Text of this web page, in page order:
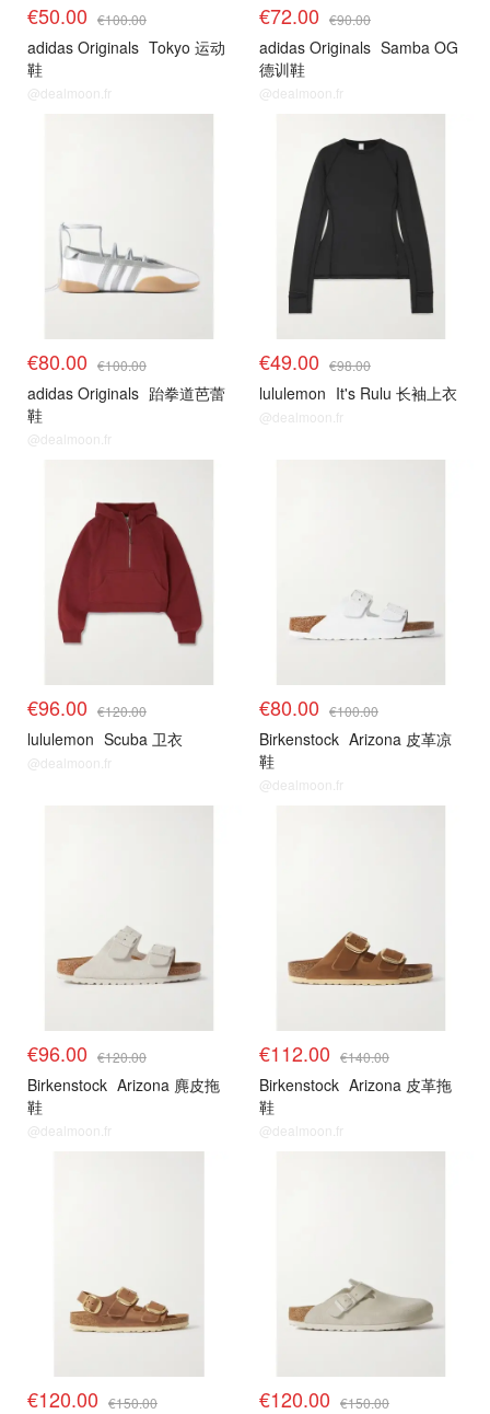
€50.00 €100.00
adidas Originals Tokyo 运动
鞋
@dealmoon.fr
€72.00 €90.00
adidas Originals Samba OG
德训鞋
@dealmoon.fr
€80.00 €100.00
adidas Originals 跆拳道芭蕾
鞋
@dealmoon.fr
€49.00 €98.00
lululemon It's Rulu 长袖上衣
@dealmoon.fr
€96.00 €120.00
lululemon Scuba 卫衣
@dealmoon.fr
€80.00 €100.00
Birkenstock Arizona 皮革凉
鞋
@dealmoon.fr
€96.00 €120.00
Birkenstock Arizona 麂皮拖
鞋
@dealmoon.fr
€112.00 €140.00
Birkenstock Arizona 皮革拖
鞋
@dealmoon.fr
€120.00 €150.00 €120.00 €150.00